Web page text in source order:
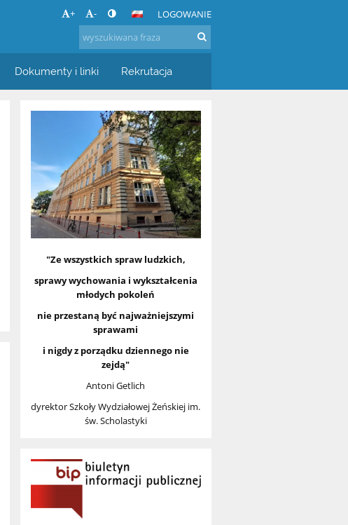
+ - LOGOWANIE
Dokumenty i linki Rekrutacja
"Ze wszystkich spraw ludzkich,
sprawy wychowania i wykształcenia
młodych pokoleń
nie przestaną być najważniejszymi
sprawami
i nigdy z porządku dziennego nie
zejdą"
Antoni Getlich
dyrektor Szkoły Wydziałowej Żeńskiej im.
św. Scholastyki